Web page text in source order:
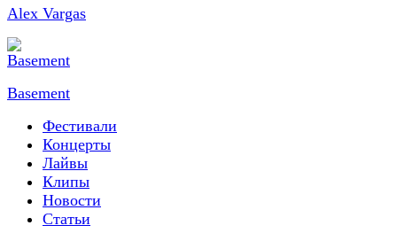
Alex Vargas
Basement
Фестивали
Концерты
Лайвы
Клипы
Новости
Статьи